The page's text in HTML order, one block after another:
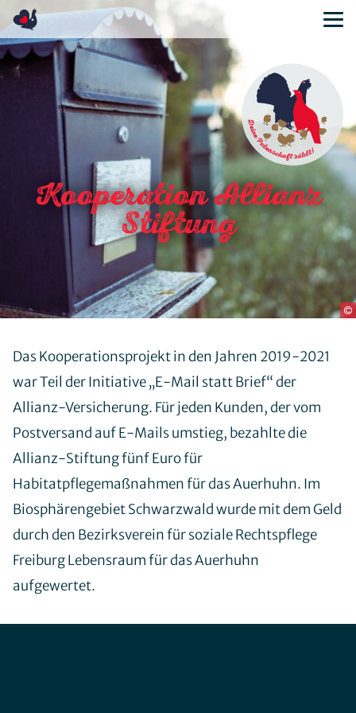
Geschichte
Bestandssituation
Maßnahmenplan
Konfliktpotenzial
Häufig gestellte Fragen
Auerhuhn Glossar
Unsere Ziele
Unsere Aufgaben
Das Team
Mitglieder
Freund*innen
Kontakt
Newsletter
Offene Stellen
Patenschaft
Habitatpflegetag
Auerhuhn-Fan werden
Spenden
Kooperation Allianz
Stiftung
Das Kooperationsprojekt in den Jahren 2019-2021
war Teil der Initiative „E-Mail statt Brief“ der
Allianz-Versicherung. Für jeden Kunden, der vom
Postversand auf E-Mails umstieg, bezahlte die
Allianz-Stiftung fünf Euro für
Habitatpflegemaßnahmen für das Auerhuhn. Im
Biosphärengebiet Schwarzwald wurde mit dem Geld
durch den Bezirksverein für soziale Rechtspflege
Freiburg Lebensraum für das Auerhuhn
aufgewertet.